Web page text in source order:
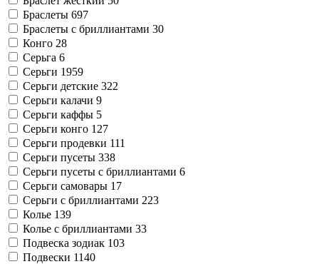
Браслеты 697
Браслеты с бриллиантами 30
Конго 28
Серьга 6
Серьги 1959
Серьги детские 322
Серьги калачи 9
Серьги каффы 5
Серьги конго 127
Серьги продевки 111
Серьги пусеты 338
Серьги пусеты с бриллиантами 6
Серьги самовары 17
Серьги с бриллиантами 223
Колье 139
Колье с бриллиантами 33
Подвеска зодиак 103
Подвески 1140